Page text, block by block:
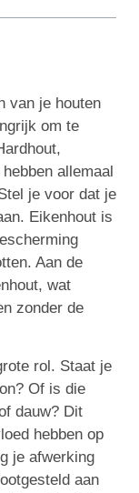
van je houten
om te
allemaal
je voor dat je
Eikenhout is
Aan de
wat
zonder de
rol. Staat je
Of is die
dauw? Dit
hebben op
je afwerking
aan